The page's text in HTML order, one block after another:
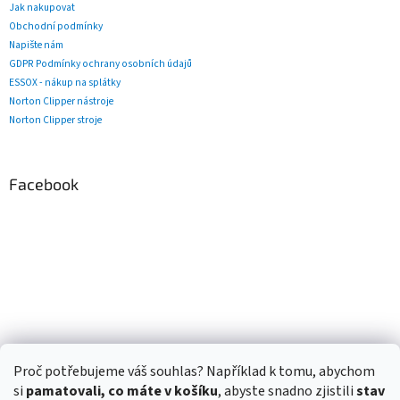
Proč potřebujeme váš souhlas? Například k tomu, abychom
si pamatovali, co máte v košíku, abyste snadno zjistilistav
Jak nakupovat
Obchodní podmínky
Napište nám
GDPR Podmínky ochrany osobních údajů
ESSOX - nákup na splátky
Norton Clipper nástroje
Norton Clipper stroje
Facebook